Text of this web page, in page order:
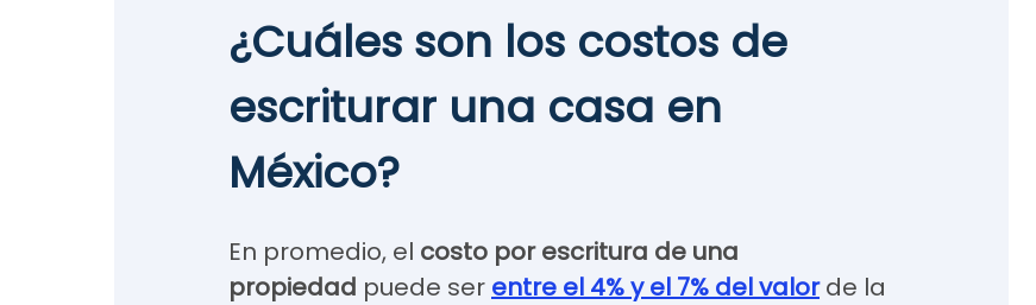
¿Cuáles son los costos de
escriturar una casa en
México?
En promedio, el costo por escritura de una
propiedad puede ser entre el 4% y el 7% del valorde la